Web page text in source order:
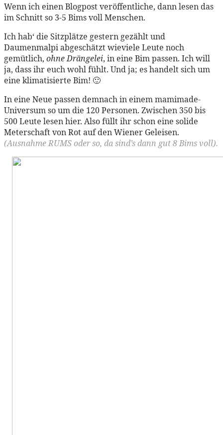
Wenn ich einen Blogpost veröffentliche, dann lesen das
im Schnitt so 3-5 Bims voll Menschen.
Ich hab‘ die Sitzplätze gestern gezählt und
Daumenmalpi abgeschätzt wieviele Leute noch
gemütlich, ohne Drängelei, in eine Bim passen. Ich will
ja, dass ihr euch wohl fühlt. Und ja; es handelt sich um
eine klimatisierte Bim! 🙂
In eine Neue passen demnach in einem mamimade-
Universum so um die 120 Personen. Zwischen 350 bis
500 Leute lesen hier. Also füllt ihr schon eine solide
Meterschaft von Rot auf den Wiener Geleisen.
(Ausnahme RUMS oder so, da sind’s dann gut 8 Bims voll).